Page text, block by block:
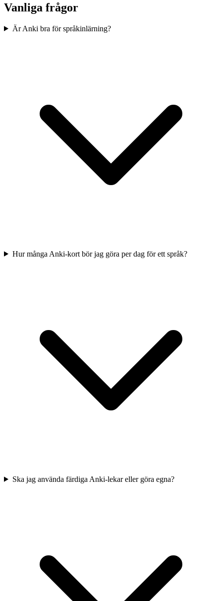
Vanliga frågor
Är Anki bra för språkinlärning?
Hur många Anki-kort bör jag göra per dag för ett språk?
Ska jag använda färdiga Anki-lekar eller göra egna?